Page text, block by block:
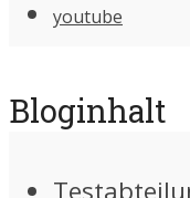
youtube
Bloginhalt